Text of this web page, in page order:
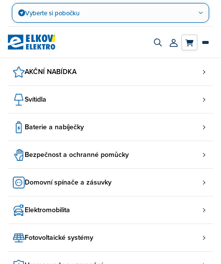
Přejít
obsah
Vyberte si pobočku
Zapnout/vypnout
Přihlásit/
AKČNÍ NABÍDKA
Svítidla
Baterie a nabíječky
Bezpečnost a ochranné pomůcky
Domovní spínače a zásuvky
Elektromobilita
Fotovoltaické systémy